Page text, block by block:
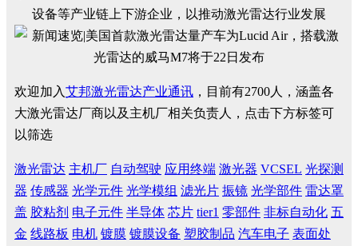
设备等产业链上下游企业，以推动激光雷达行业发展
欢迎加入艾邦激光雷达产业通讯 ，目前有2700人，涵盖各
大激光雷达厂商以及主机厂相关负责人，点击下方标签可
以筛选
激光雷达 主机厂 自动驾驶 应用终端 激光器 VCSEL 光探测
器 传感器 光学元件 光学模组 滤光片 振镜 光学部件 雷达罩
盖 胶粘剂 电子元件 半导体 芯片 tier1 零部件 非标自动化 五
金 线路板 电机 镀膜 镀膜设备 塑胶制品 汽车电子 表面处